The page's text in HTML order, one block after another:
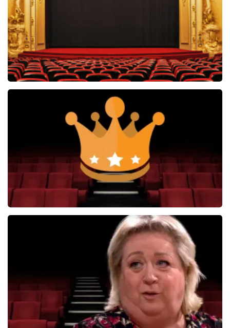
59 reviews
BEKIJKEN
reviews